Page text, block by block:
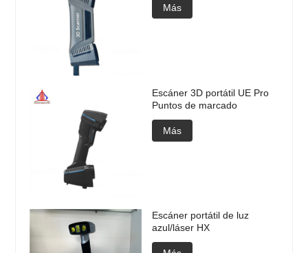
Más
Escáner 3D portátil UE Pro
Puntos de marcado
Más
Escáner portátil de luz
azul/láser HX